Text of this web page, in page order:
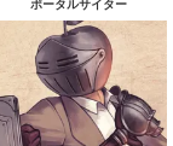
ポータルサイター